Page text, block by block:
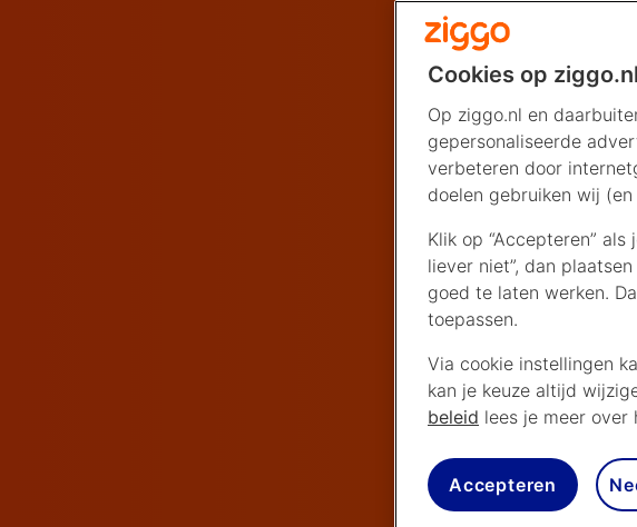
Cookies op ziggo.nl
Op ziggo.nl en
gepersonaliseerde
verbeteren door
doelen gebruiken wij
Klik op “Accepteren”
liever niet”, dan
goed te laten werken.
toepassen.
Via cookie instellingen
kan je keuze altijd
beleid lees je meer over
Accepteren